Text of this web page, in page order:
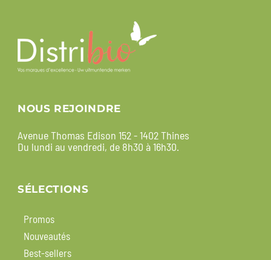
NOUS REJOINDRE
Avenue Thomas Edison 152 - 1402 Thines
Du lundi au vendredi, de 8h30 à 16h30.
SÉLECTIONS
Promos
Nouveautés
Best-sellers